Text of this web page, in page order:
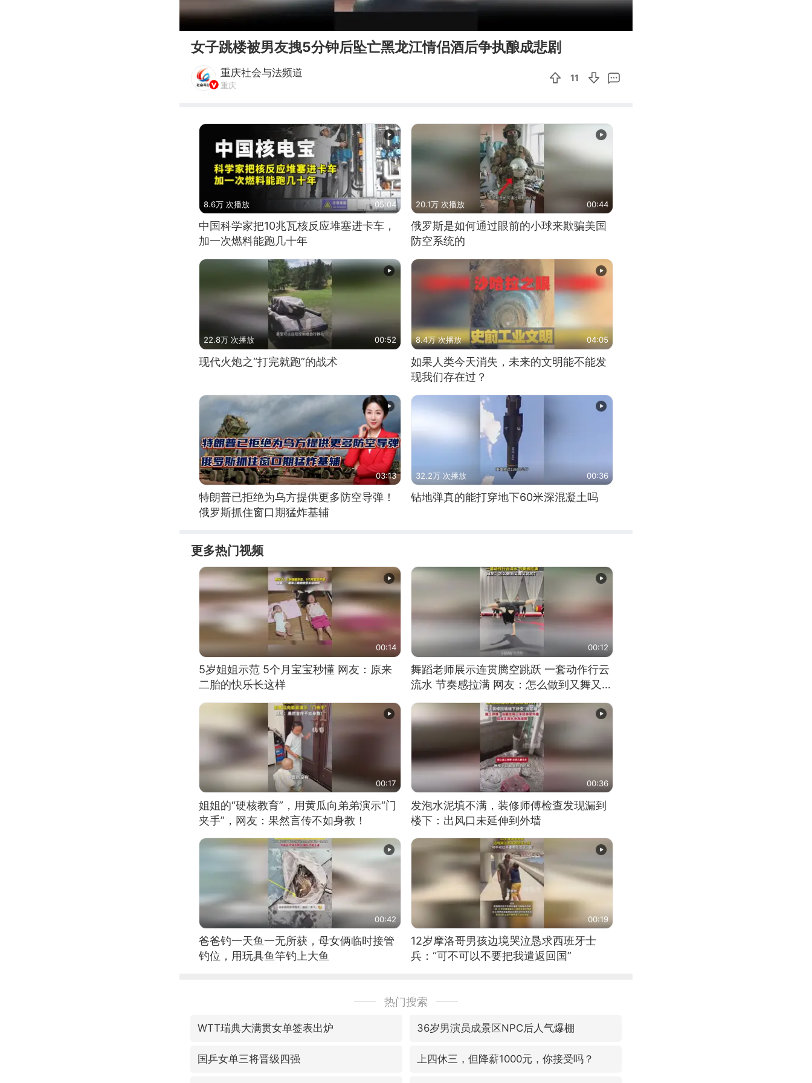
00:00
女子跳楼被男友拽5分钟后坠亡黑龙江情侣酒后争执酿成悲剧
重庆社会与法频道
重庆
11
8.6万 次播放 05:04
中国科学家把10兆瓦核反应堆塞进卡车，
加一次燃料能跑几十年
20.1万 次播放 00:44
俄罗斯是如何通过眼前的小球来欺骗美国
防空系统的
22.8万 次播放 00:52
现代火炮之“打完就跑”的战术
8.4万 次播放 04:05
如果人类今天消失，未来的文明能不能发
现我们存在过？
03:13
特朗普已拒绝为乌方提供更多防空导弹！
俄罗斯抓住窗口期猛炸基辅
32.2万 次播放 00:36
钻地弹真的能打穿地下60米深混凝土吗
更多热门视频
00:14
5岁姐姐示范 5个月宝宝秒懂 网友：原来
二胎的快乐长这样
00:12
舞蹈老师展示连贯腾空跳跃 一套动作行云
流水 节奏感拉满 网友：怎么做到又舞又武
00:17
姐姐的“硬核教育”，用黄瓜向弟弟演示“门
夹手”，网友：果然言传不如身教！
00:36
发泡水泥填不满，装修师傅检查发现漏到
楼下：出风口未延伸到外墙
00:42
爸爸钓一天鱼一无所获，母女俩临时接管
钓位，用玩具鱼竿钓上大鱼
00:19
12岁摩洛哥男孩边境哭泣恳求西班牙士
兵：“可不可以不要把我遣返回国”
热门搜索
WTT瑞典大满贯女单签表出炉 36岁男演员成景区NPC后人气爆棚
国乒女单三将晋级四强 上四休三，但降薪1000元，你接受吗？